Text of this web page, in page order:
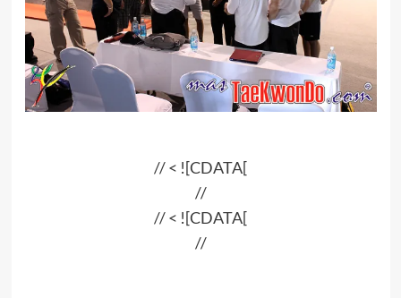
// < ![CDATA[
//
// < ![CDATA[
//